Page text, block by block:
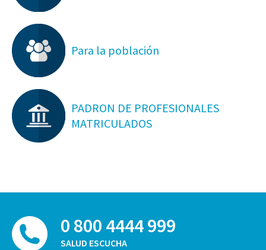
Para la población
PADRON DE PROFESIONALES
MATRICULADOS
0 800 4444 999
SALUD ESCUCHA